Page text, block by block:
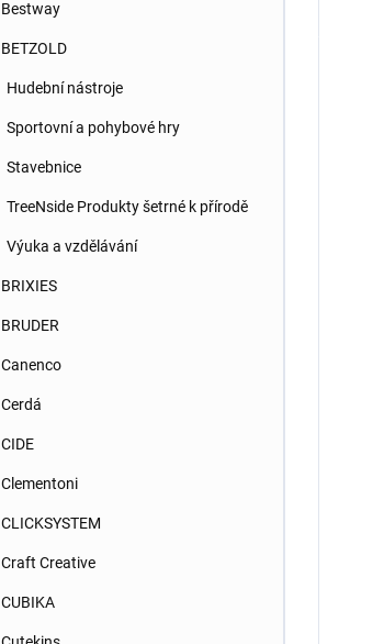
Bestway
BETZOLD
Hudební nástroje
Sportovní a pohybové hry
Stavebnice
TreeNside Produkty šetrné k přírodě
Výuka a vzdělávání
BRIXIES
BRUDER
Canenco
Cerdá
CIDE
Clementoni
CLICKSYSTEM
Craft Creative
CUBIKA